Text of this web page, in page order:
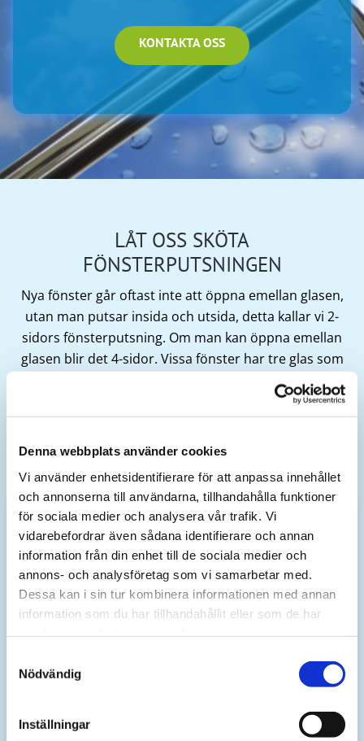
Denna webbplats använder cookies
Vi använder enhetsidentifierare för att anpassa innehållet
och annonserna till användarna, tillhandahålla funktioner
för sociala medier och analysera vår trafik. Vi
vidarebefordrar även sådana identifierare och annan
information från din enhet till de sociala medier och
annons- och analysföretag som vi samarbetar med.
Dessa kan i sin tur kombinera informationen med annan
information som du har tillhandahållit eller som de har
Nödvändig
Inställningar
KONTAKTA OSS
LÅT OSS SKÖTA
FÖNSTERPUTSNINGEN
Nya fönster går oftast inte att öppna emellan glasen,
utan man putsar insida och utsida, detta kallar vi 2-
sidors fönsterputsning. Om man kan öppna emellan
glasen blir det 4-sidor. Vissa fönster har tre glas som
kan putsas på båda sidorna. Då handlar det om 6-
Hos oss får du alltid ett fast pris, vare sig det gäller
fönstren hemma eller på företaget.
PRIS FÖNSTERPUTSNING
Alla priser är vad du som kund betalar efter
RUT-avdrag.
60 kr per fönster, avser 2-sidor.
(Samma gäller om det är väldigt ovanliga eller
Berätta vid beställningstillfället hur era